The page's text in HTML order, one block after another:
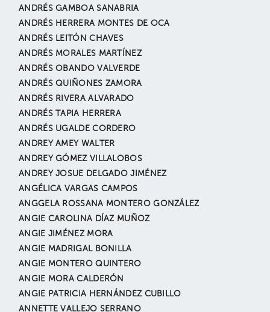
ANDRÉS GAMBOA SANABRIA
ANDRÉS HERRERA MONTES DE OCA
ANDRÉS LEITÓN CHAVES
ANDRÉS MORALES MARTÍNEZ
ANDRÉS OBANDO VALVERDE
ANDRÉS QUIÑONES ZAMORA
ANDRÉS RIVERA ALVARADO
ANDRÉS TAPIA HERRERA
ANDRÉS UGALDE CORDERO
ANDREY AMEY WALTER
ANDREY GÓMEZ VILLALOBOS
ANDREY JOSUE DELGADO JIMÉNEZ
ANGÉLICA VARGAS CAMPOS
ANGGELA ROSSANA MONTERO GONZÁLEZ
ANGIE CAROLINA DÍAZ MUÑOZ
ANGIE JIMÉNEZ MORA
ANGIE MADRIGAL BONILLA
ANGIE MONTERO QUINTERO
ANGIE MORA CALDERÓN
ANGIE PATRICIA HERNÁNDEZ CUBILLO
ANNETTE VALLEJO SERRANO